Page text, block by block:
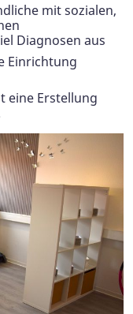
mit sozialen,
Diagnosen aus
Einrichtung
eine Erstellung